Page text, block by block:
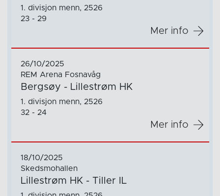
1. divisjon menn, 2526
23 - 29
Mer info
26/10/2025
REM Arena Fosnavåg
Bergsøy - Lillestrøm HK
1. divisjon menn, 2526
32 - 24
Mer info
18/10/2025
Skedsmohallen
Lillestrøm HK - Tiller IL